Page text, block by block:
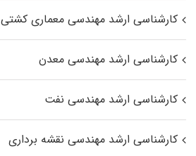
کارشناسی ارشد مهندسی معماری کشتی
کارشناسی ارشد مهندسی معدن
کارشناسی ارشد مهندسی نفت
کارشناسی ارشد مهندسی نقشه برداری